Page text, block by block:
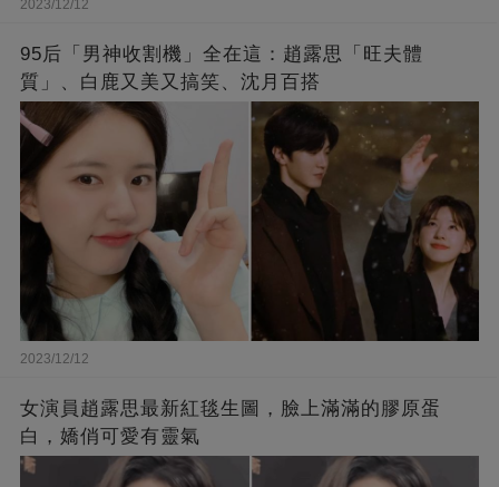
2023/12/12
95后「男神收割機」全在這：趙露思「旺夫體
質」、白鹿又美又搞笑、沈月百搭
2023/12/12
女演員趙露思最新紅毯生圖，臉上滿滿的膠原蛋
白，嬌俏可愛有靈氣